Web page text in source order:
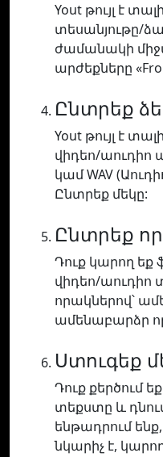
Yout թույլ է
տեսանյութը/
ժամանակի
արժեքները
Ընտրեք
Yout թույլ է
վիդեո/աուդիո
կամ WAV
Ընտրեք մեկը:
Ընտրեք
Դուք կարող եք
վիդեո/
որակներով՝
ամենաբարձր
Ստուգեք
Դուք քերծում
տեքստը և
ենթադրում
նկարիչ է,